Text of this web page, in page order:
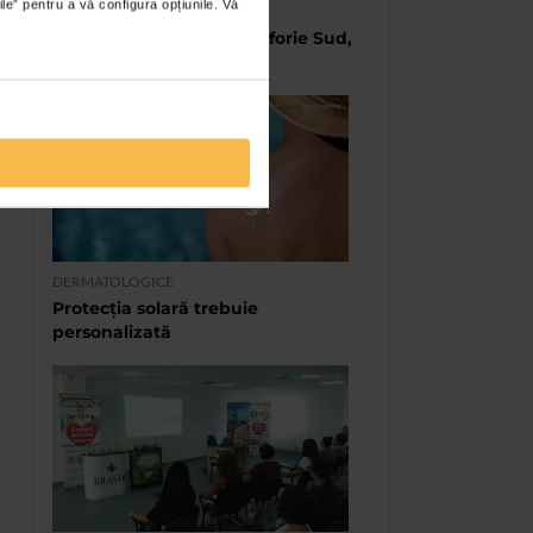
pentru a vă configura opțiunile. Vă
TABARA DE VARA CATENA
Școala de Vară Catena, Eforie Sud,
DERMATOLOGICE
Protecția solară trebuie
personalizată